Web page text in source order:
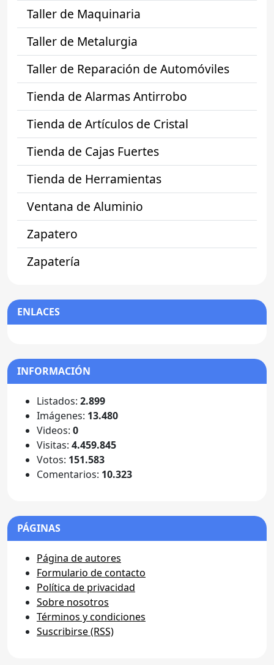
Taller de Maquinaria
Taller de Metalurgia
Taller de Reparación de Automóviles
Tienda de Alarmas Antirrobo
Tienda de Artículos de Cristal
Tienda de Cajas Fuertes
Tienda de Herramientas
Ventana de Aluminio
Zapatero
Zapatería
ENLACES
INFORMACIÓN
Listados: 2.899
Imágenes: 13.480
Videos: 0
Visitas: 4.459.845
Votos: 151.583
Comentarios: 10.323
PÁGINAS
Página de autores
Formulario de contacto
Política de privacidad
Sobre nosotros
Términos y condiciones
Suscribirse (RSS)